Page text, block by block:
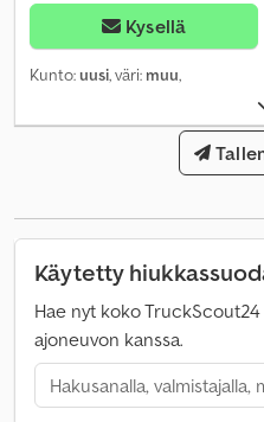
Kysellä
Kunto:uusi, väri: muu,
Käytetty
Hae nyt koko
ajoneuvon kanssa.